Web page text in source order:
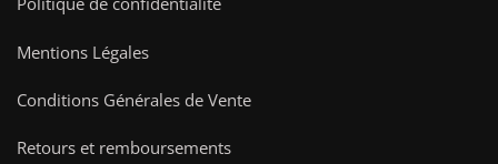
Mentions Légales
Conditions Générales de Vente
Retours et remboursements